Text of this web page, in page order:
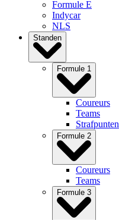
Formule E
Indycar
NLS
Standen
Formule 1
Coureurs
Teams
Strafpunten
Formule 2
Coureurs
Teams
Formule 3